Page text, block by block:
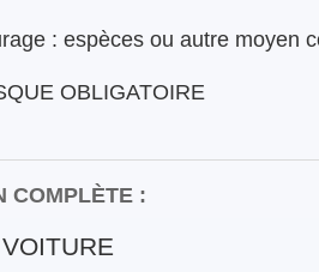
: espèces ou autre moyen
OBLIGATOIRE
COMPLÈTE :